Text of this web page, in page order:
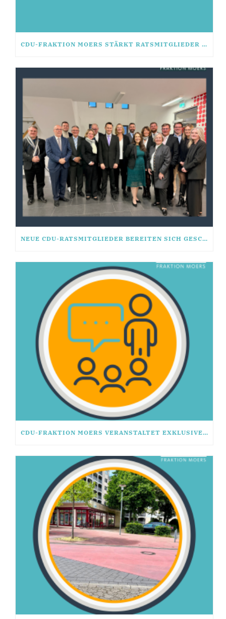
CDU-FRAKTION MOERS STÄRKT RATSMITGLIEDER MIT SEMINAR „FIT FÜR DAS MANDAT“
NEUE CDU-RATSMITGLIEDER BEREITEN SICH GESCHLOSSEN AUF KÜNFTIGE WAHLPERIODE VOR
CDU-FRAKTION MOERS VERANSTALTET EXKLUSIVES RHETORIK-SEMINAR